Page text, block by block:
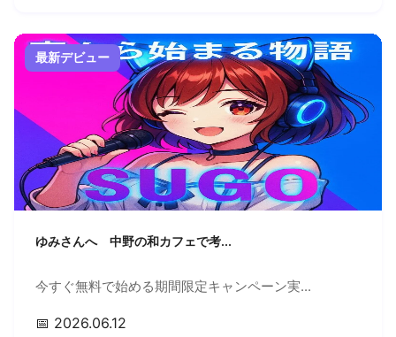
最新デビュー
ゆみさんへ 中野の和カフェで考...
今すぐ無料で始める期間限定キャンペーン実...
📅 2026.06.12